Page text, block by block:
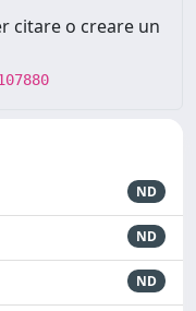
citare o creare un
ND
ND
ND